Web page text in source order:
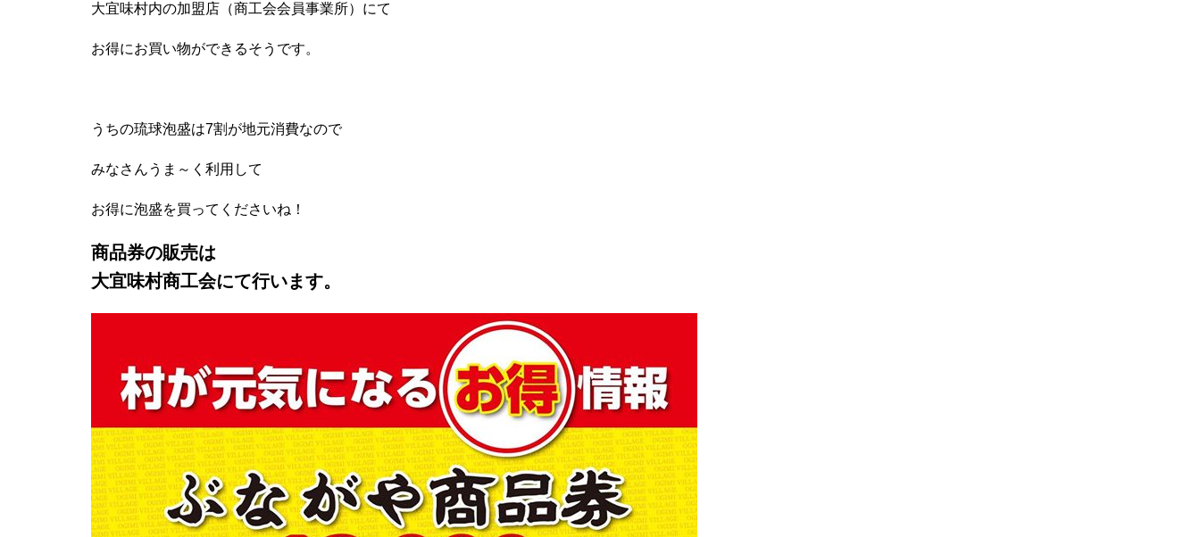
大宜味村内の加盟店（商工会会員事業所）にて
お得にお買い物ができるそうです。
うちの琉球泡盛は7割が地元消費なので
みなさんうま～く利用して
お得に泡盛を買ってくださいね！
商品券の販売は
大宜味村商工会にて行います。